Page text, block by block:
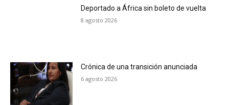
Deportado a África sin boleto de vuelta
8 agosto 2026
Crónica de una transición anunciada
6 agosto 2026